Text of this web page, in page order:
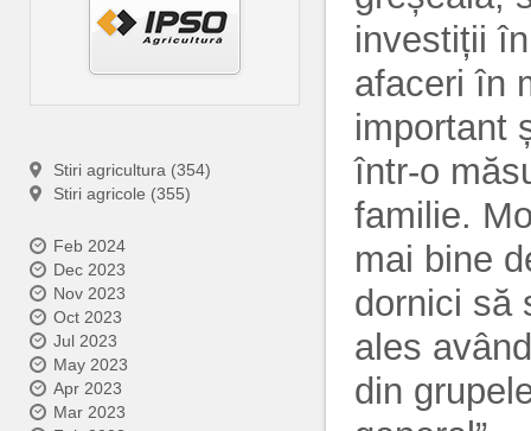
Stiri agricultura (354)
Stiri agricole (355)
Feb 2024
Dec 2023
Nov 2023
Oct 2023
Jul 2023
May 2023
Apr 2023
Mar 2023
investiții
afaceri în
important
într-o
familie.
mai bine
dornici să
ales
din